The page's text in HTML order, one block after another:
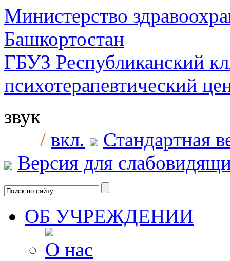
Министерство
Башкортостан
ГБУЗ Республиканский
психотерапевтический
звук
/ вкл.
Стандартная
Версия для
ОБ УЧРЕЖДЕНИИ
О нас